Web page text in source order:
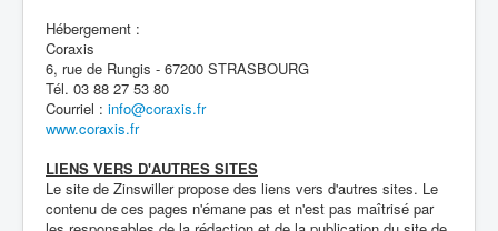
Hébergement :
Coraxis
6, rue de Rungis - 67200 STRASBOURG
Tél. 03 88 27 53 80
Courriel : info@coraxis.fr
www.coraxis.fr
LIENS VERS D'AUTRES SITES
Le site de Zinswiller propose des liens vers d'autres sites. Le
contenu de ces pages n'émane pas et n'est pas maîtrisé par